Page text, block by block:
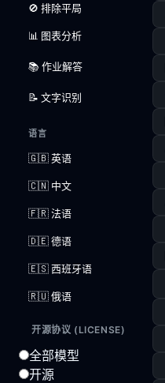
🚫 排除平局
📊 图表分析
📚 作业解答
📝 文字识别
语言
🇬🇧 英语
🇨🇳 中文
🇫🇷 法语
🇩🇪 德语
🇪🇸 西班牙语
🇷🇺 俄语
开源协议 (LICENSE)
全部模型
开源